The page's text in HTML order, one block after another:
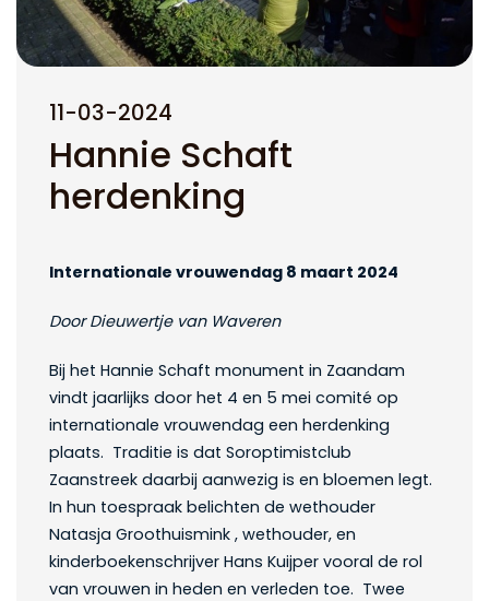
11-03-2024
Hannie Schaft
herdenking
Internationale vrouwendag 8 maart 2024
Door Dieuwertje van Waveren
Bij het Hannie Schaft monument in Zaandam
vindt jaarlijks door het 4 en 5 mei comité op
internationale vrouwendag een herdenking
plaats. Traditie is dat Soroptimistclub
Zaanstreek daarbij aanwezig is en bloemen legt.
In hun toespraak belichten de wethouder
Natasja Groothuismink , wethouder, en
kinderboekenschrijver Hans Kuijper vooral de rol
van vrouwen in heden en verleden toe. Twee